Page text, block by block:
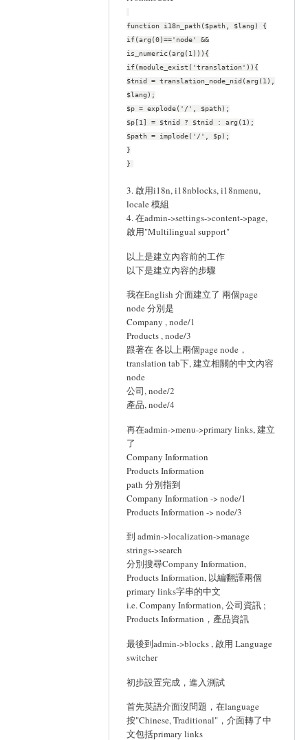
function i18n_path($path, $lang) {
if(arg(0)=='node' &&
is_numeric(arg(1))){
if(module_exist('translation')){
$tnid = translation_node_nid(arg(1),
$lang);
$p = explode('/', $path);
$p[1] = $tnid ? $tnid : arg(1);
$path = implode('/', $p);
}
}
3. 啟用i18n, i18nblocks, i18nmenu,
locale 模組
4. 在admin->settings->content->page,
啟用"Multilingual support"
以上是建立內容前的工作
以下是建立內容的步驟
我在English 介面建立了 兩個page
node 分別是
Company , node/1
Products , node/3
跟著在 各以上兩個page node，
translation tab下, 建立相關的中文內容
node
公司, node/2
產品, node/4
再在admin->menu->primary links, 建立
了
Company Information
Products Information
path 分別指到
Company Information -> node/1
Products Information -> node/3
到 admin->localization->manage
strings->search
分別搜尋Company Information,
Products Information, 以編翻譯兩個
primary links字串的中文
i.e. Company Information, 公司資訊 ;
Products Information，產品資訊
最後到admin->blocks , 啟用 Language
switcher
初步設置完成，進入測試
首先英語介面沒問題，在language
按"Chinese, Traditional"，介面轉了中
文包括primary links